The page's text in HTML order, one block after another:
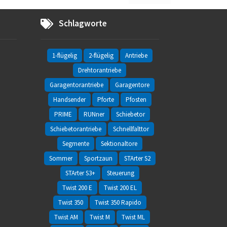
Schlagworte
1-flügelig 2-flügelig
Antriebe
Drehtorantriebe
Garagentorantriebe
Garagentore
Handsender
Pforte
Pfosten
PRIME
RUNner
Schiebetor
Schiebetorantriebe
Schnellfalttor
Segmente
Sektionaltore
Sommer
Sportzaun
STArter S2
STArter S3+
Steuerung
Twist 200 E
Twist 200 EL
Twist 350
Twist 350 Rapido
Twist AM
Twist M Twist ML